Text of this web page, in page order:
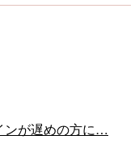
ンが遅めの方に…